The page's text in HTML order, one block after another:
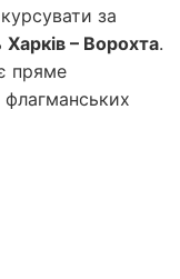
за
Харків – Ворохта.
пряме